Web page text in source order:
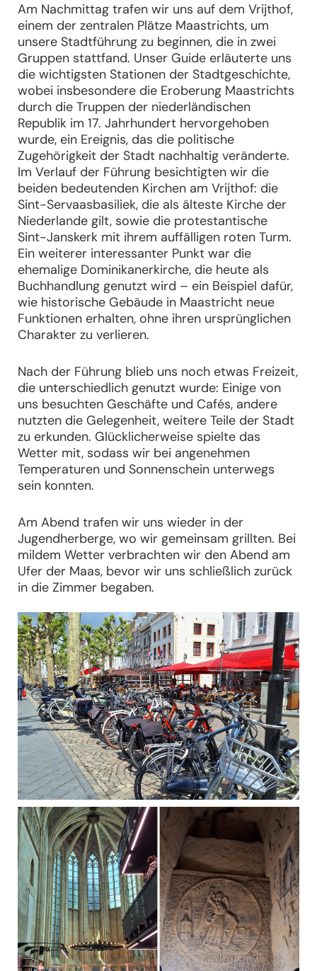
Am Nachmittag trafen wir uns auf dem Vrijthof,
einem der zentralen Plätze Maastrichts, um
unsere Stadtführung zu beginnen, die in zwei
Gruppen stattfand. Unser Guide erläuterte uns
die wichtigsten Stationen der Stadtgeschichte,
wobei insbesondere die Eroberung Maastrichts
durch die Truppen der niederländischen
Republik im 17. Jahrhundert hervorgehoben
wurde, ein Ereignis, das die politische
Zugehörigkeit der Stadt nachhaltig veränderte.
Im Verlauf der Führung besichtigten wir die
beiden bedeutenden Kirchen am Vrijthof: die
Sint-Servaasbasiliek, die als älteste Kirche der
Niederlande gilt, sowie die protestantische
Sint-Janskerk mit ihrem auffälligen roten Turm.
Ein weiterer interessanter Punkt war die
ehemalige Dominikanerkirche, die heute als
Buchhandlung genutzt wird – ein Beispiel dafür,
wie historische Gebäude in Maastricht neue
Funktionen erhalten, ohne ihren ursprünglichen
Charakter zu verlieren.
Nach der Führung blieb uns noch etwas Freizeit,
die unterschiedlich genutzt wurde: Einige von
uns besuchten Geschäfte und Cafés, andere
nutzten die Gelegenheit, weitere Teile der Stadt
zu erkunden. Glücklicherweise spielte das
Wetter mit, sodass wir bei angenehmen
Temperaturen und Sonnenschein unterwegs
sein konnten.
Am Abend trafen wir uns wieder in der
Jugendherberge, wo wir gemeinsam grillten. Bei
mildem Wetter verbrachten wir den Abend am
Ufer der Maas, bevor wir uns schließlich zurück
in die Zimmer begaben.